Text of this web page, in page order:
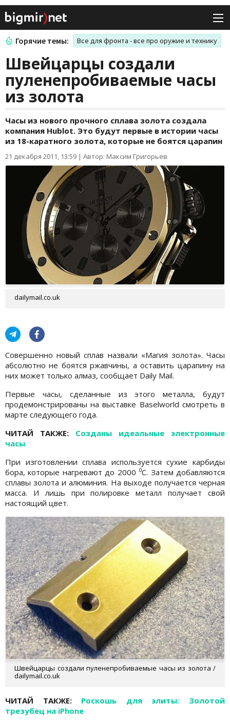
Горячие темы: Все для фронта - все про оружие и технику
Швейцарцы создали
пуленепробиваемые часы
из золота
Часы из нового прочного сплава золота создала
компания Hublot. Это будут первые в истории часы
из 18-каратного золота, которые не боятся царапин
21 декабря 2011, 13:59 | Автор: Максим Григорьев
dailymail.co.uk
Совершенно новый сплав назвали «Магия золота». Часы
абсолютно не боятся ржавчины, а оставить царапину на
них может только алмаз, сообщает Daily Mail.
Первые часы, сделанные из этого металла, будут
продемонстрированы на выставке Baselworld смотреть в
марте следующего года.
ЧИТАЙ ТАКЖЕ: Созданы идеальные электронные
часы
При изготовлении сплава используется сухие карбиды
бора, которые нагревают до 2000 0С. Затем добавляются
сплавы золота и алюминия. На выходе получается черная
масса. И лишь при полировке металл получает свой
настоящий цвет.
Швейцарцы создали пуленепробиваемые часы из золота /
dailymail.co.uk
ЧИТАЙ ТАКЖЕ: Роскошь для элиты: Золотой
трезубец на iPhone